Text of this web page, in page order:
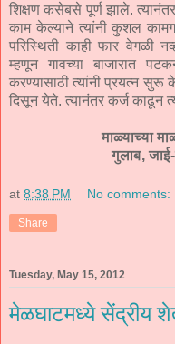
शिक्षण कसेबसे पूर्ण झाले.
काम केल्याने त्यांनी कुशल
परिस्थिती काही फार वेगळी
म्हणून गावच्या बाजारात
करण्यासाठी त्यांनी प्रयत्न सुरू
दिसून येते. त्यानंतर कर्ज काढून
माळ्याच्या
गुलाब,
at 8:38 PM No comments:
Share
Tuesday, May 15, 2012
मेळघाटमध्ये सेंद्रीय